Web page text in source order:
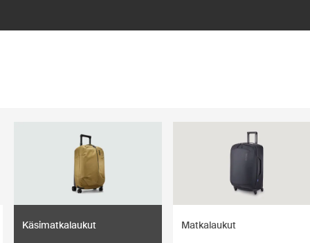
Käsimatkalaukut Matkalaukut